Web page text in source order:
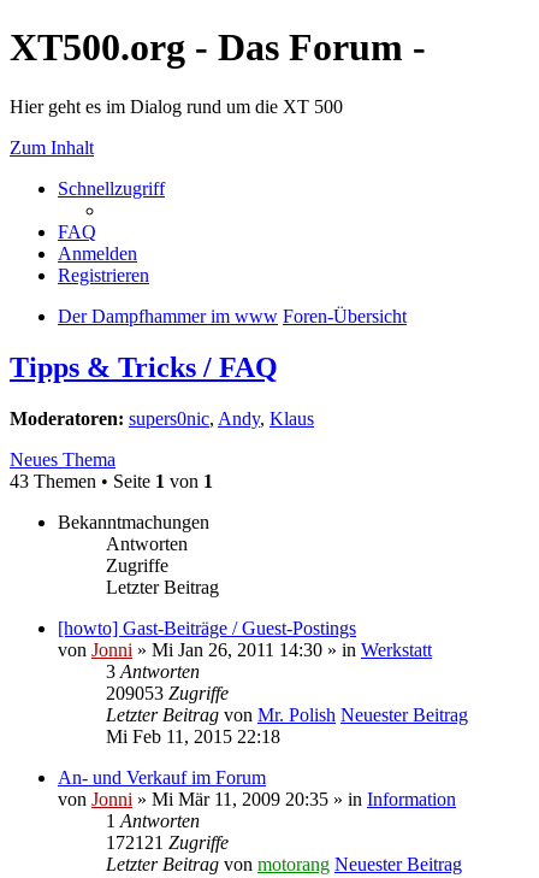
XT500.org - Das Forum -
Hier geht es im Dialog rund um die XT 500
Zum Inhalt
Schnellzugriff
FAQ
Anmelden
Registrieren
Der Dampfhammer im www Foren-Übersicht
Tipps & Tricks / FAQ
Moderatoren: supers0nic, Andy, Klaus
Neues Thema
43 Themen • Seite 1 von 1
Bekanntmachungen
Antworten
Zugriffe
Letzter Beitrag
[howto] Gast-Beiträge / Guest-Postings
von Jonni » Mi Jan 26, 2011 14:30 » in Werkstatt
3 Antworten
209053 Zugriffe
Letzter Beitrag von Mr. Polish Neuester Beitrag
Mi Feb 11, 2015 22:18
An- und Verkauf im Forum
von Jonni » Mi Mär 11, 2009 20:35 » in Information
1 Antworten
172121 Zugriffe
Letzter Beitrag von motorang Neuester Beitrag